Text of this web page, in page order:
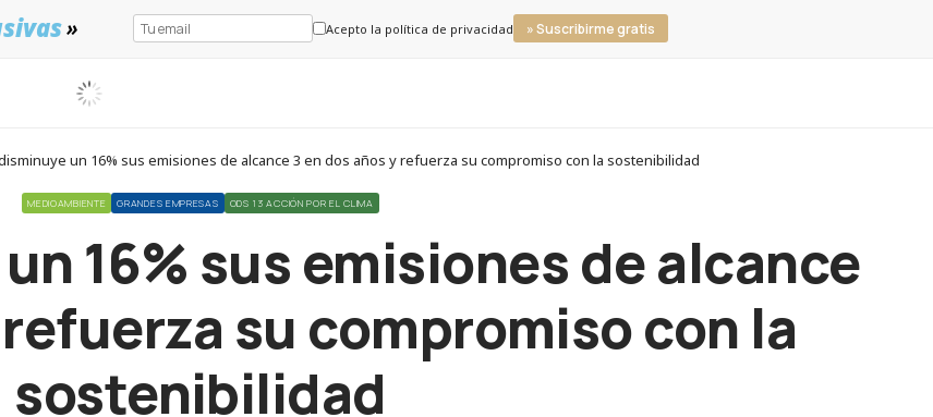
» Acepto la política de privacidad » Suscribirme gratis
un 16% sus emisiones de alcance 3 en dos años y refuerza su compromiso con la sostenibilidad
MEDIOAMBIENTE GRANDES EMPRESAS ODS 13 ACCIÓN POR EL CLIMA
16% sus emisiones de alcance
su compromiso con la
sostenibilidad